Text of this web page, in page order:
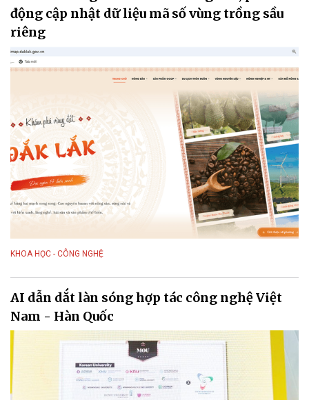
động cập nhật dữ liệu mã số vùng trồng sầu
riêng
KHOA HỌC - CÔNG NGHỆ
AI dẫn dắt làn sóng hợp tác công nghệ Việt
Nam - Hàn Quốc